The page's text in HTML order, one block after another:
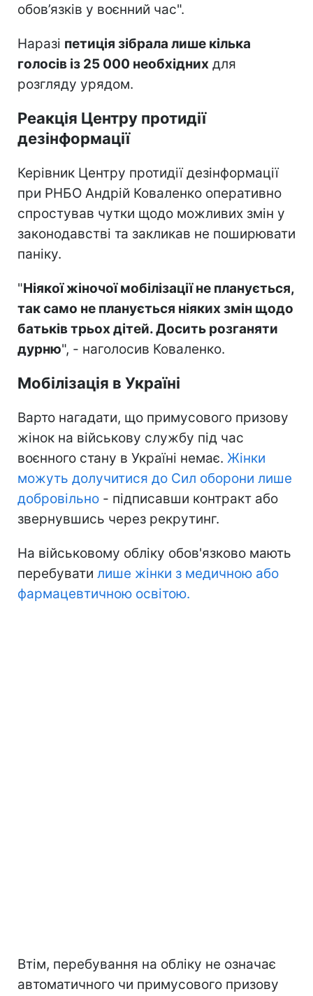
обов’язків у воєнний час".
Наразі петиція зібрала лише кілька
голосів із 25 000 необхідних для
розгляду урядом.
Реакція Центру протидії
дезінформації
Керівник Центру протидії дезінформації
при РНБО Андрій Коваленко оперативно
спростував чутки щодо можливих змін у
законодавстві та закликав не поширювати
паніку.
"Ніякої жіночої мобілізації не планується,
так само не планується ніяких змін щодо
батьків трьох дітей. Досить розганяти
дурню", - наголосив Коваленко.
Мобілізація в Україні
Варто нагадати, що примусового призову
жінок на військову службу під час
воєнного стану в Україні немає. Жінки
можуть долучитися до Сил оборони лише
добровільно - підписавши контракт або
звернувшись через рекрутинг.
На військовому обліку обов'язково мають
перебувати лише жінки з медичною або
фармацевтичною освітою.
Втім, перебування на обліку не означає
автоматичного чи примусового призову